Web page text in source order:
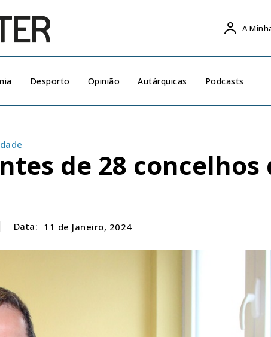
A
Desporto Opinião Autárquicas Podcasts
de 28 concelhos
Data: 11 de Janeiro, 2024